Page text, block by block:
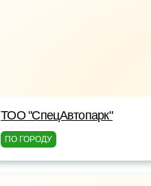
ТОО "СпецАвтопарк"
ПО ГОРОДУ